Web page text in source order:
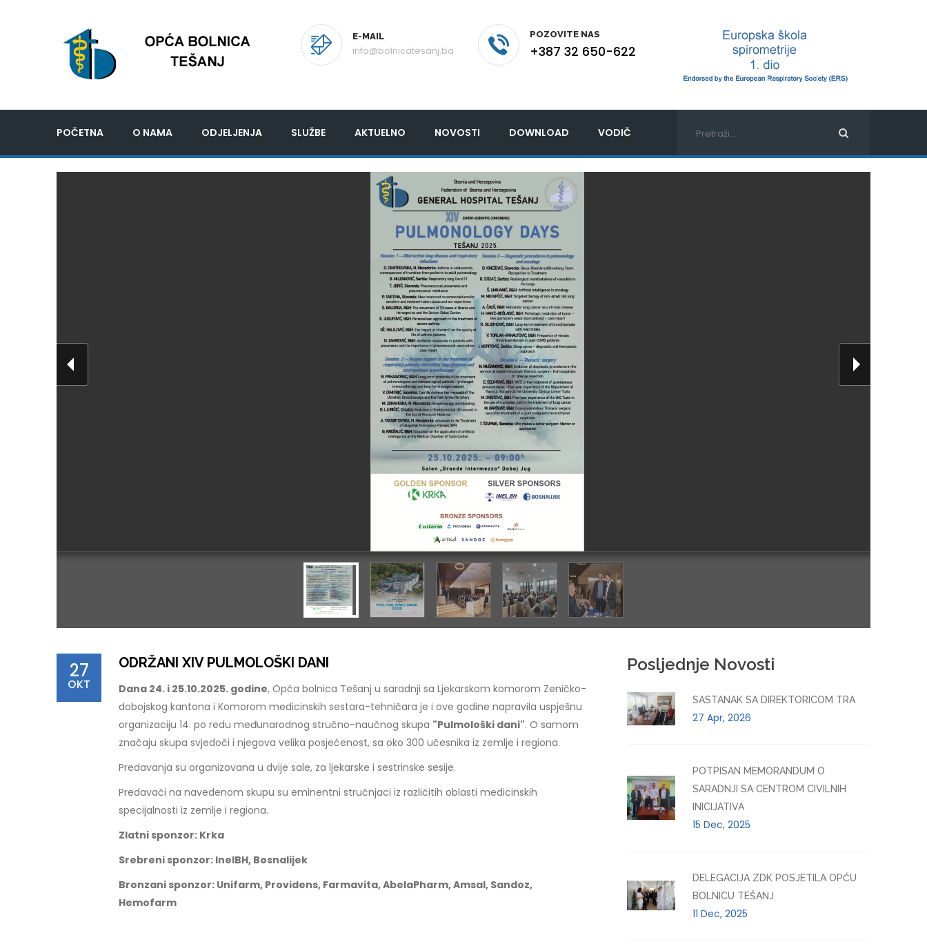
E-MAIL
info@bolnicatesanj.ba
POZOVITE NAS
+387 32 650-622
POČETNA O NAMA ODJELJENJA SLUŽBE AKTUELNO NOVOSTI DOWNLOAD VODIČ
27
OKT
ODRŽANI XIV PULMOLOŠKI DANI
Dana 24. i 25.10.2025. godine, Opća bolnica Tešanj u saradnji sa Ljekarskom komorom Zeničko-
dobojskog kantona i Komorom medicinskih sestara-tehničara je i ove godine napravila uspješnu
organizaciju 14. po redu međunarodnog stručno-naučnog skupa "Pulmološki dani". O samom
značaju skupa svjedoči i njegova velika posjećenost, sa oko 300 učesnika iz zemlje i regiona.
Predavanja su organizovana u dvije sale, za ljekarske i sestrinske sesije.
Predavači na navedenom skupu su eminentni stručnjaci iz različitih oblasti medicinskih
specijalnosti iz zemlje i regiona.
Zlatni sponzor: Krka
Srebreni sponzor: InelBH, Bosnalijek
Bronzani sponzor: Unifarm, Providens, Farmavita, AbelaPharm, Amsal, Sandoz,
Hemofarm
Posljednje Novosti
SASTANAK SA DIREKTORICOM TRA
27 Apr, 2026
POTPISAN MEMORANDUM O
SARADNJI SA CENTROM CIVILNIH
INICIJATIVA
15 Dec, 2025
DELEGACIJA ZDK POSJETILA OPĆU
BOLNICU TEŠANJ
11 Dec, 2025